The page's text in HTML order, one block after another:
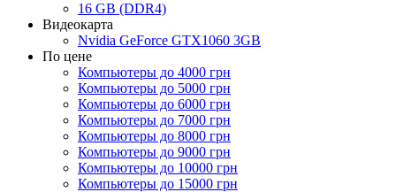
16 GB (DDR4)
Видеокарта
Nvidia GeForce GTX1060 3GB
По цене
Компьютеры до 4000 грн
Компьютеры до 5000 грн
Компьютеры до 6000 грн
Компьютеры до 7000 грн
Компьютеры до 8000 грн
Компьютеры до 9000 грн
Компьютеры до 10000 грн
Компьютеры до 15000 грн